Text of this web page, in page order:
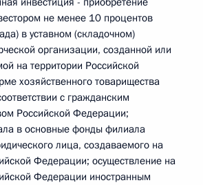
не менее 10 процентов
в уставном (складочном)
организации, созданной или
на территории Российской
хозяйственного товарищества
с гражданским
Российской Федерации;
в основные фонды филиала
лица, создаваемого на
Федерации; осуществление на
Федерации иностранным